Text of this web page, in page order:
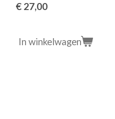
€ 27,00
In winkelwagen